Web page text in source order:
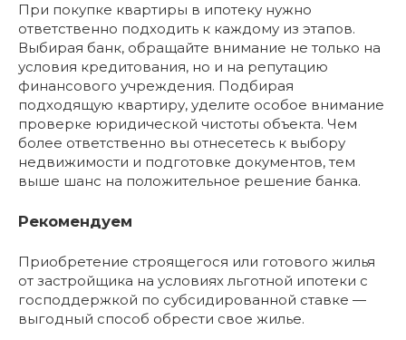
При покупке квартиры в ипотеку нужно
ответственно подходить к каждому из этапов.
Выбирая банк, обращайте внимание не только на
условия кредитования, но и на репутацию
финансового учреждения. Подбирая
подходящую квартиру, уделите особое внимание
проверке юридической чистоты объекта. Чем
более ответственно вы отнесетесь к выбору
недвижимости и подготовке документов, тем
выше шанс на положительное решение банка.
Рекомендуем
Приобретение строящегося или готового жилья
от застройщика на условиях льготной ипотеки с
господдержкой по субсидированной ставке —
выгодный способ обрести свое жилье.